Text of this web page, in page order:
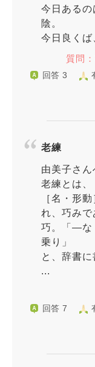
今日あるの
陰。
今日良くば
質問
回答 3
老練
由美子さん
老練とは、
［名・形
れ、巧み
巧。「―な
乗り」
と、辞書に
...
回答 7